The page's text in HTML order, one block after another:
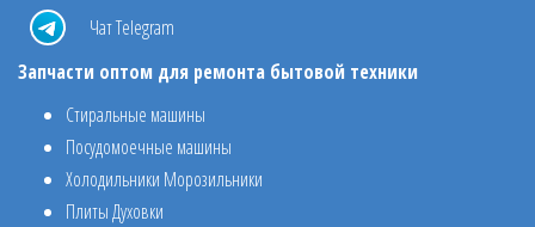
Чат Telegram
Запчасти оптом для ремонта бытовой техники
Стиральные машины
Посудомоечные машины
Холодильники Морозильники
Плиты Духовки